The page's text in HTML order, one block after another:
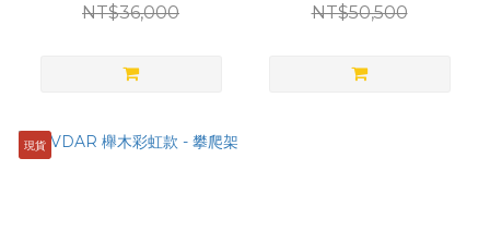
NT$36,000
NT$50,500
現貨